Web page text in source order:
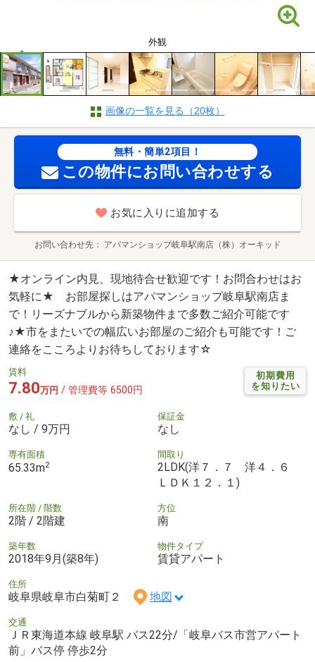
外観
画像の一覧を見る（20枚）
無料・簡単2項目！
この物件にお問い合わせする
お気に入りに追加する
お問い合わせ先 アパマンショップ岐阜駅南店（株）オーキッド
★オンライン内見、現地待合せ歓迎です！お問合わせはお
気軽に★ お部屋探しはアパマンショップ岐阜駅南店ま
で！リーズナブルから新築物件まで多数ご紹介可能です
♪★市をまたいでの幅広いお部屋のご紹介も可能です！ご
連絡をこころよりお待ちしております☆
初期費用
を知りたい
賃料
7.80万円 / 管理費等 6500円
敷 / 礼
なし / 9万円
保証金
なし
専有面積
65.33m2
間取り
2LDK(洋７．７ 洋４．６
ＬＤＫ１２．１)
所在階 / 階数
2階 / 2階建
方位
南
築年数
2018年9月(築8年)
物件タイプ
賃貸アパート
住所
岐阜県岐阜市白菊町２ 地図
交通
ＪＲ東海道本線 岐阜駅 バス22分/「岐阜バス市営アパート
前」バス停 停歩2分